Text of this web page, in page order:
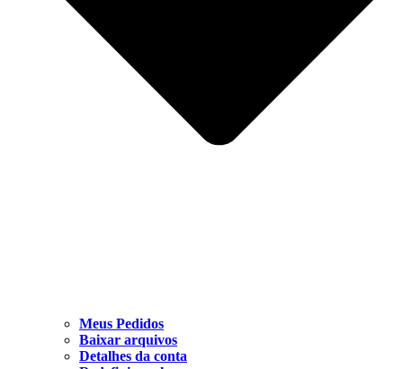
Meus Pedidos
Baixar arquivos
Detalhes da conta